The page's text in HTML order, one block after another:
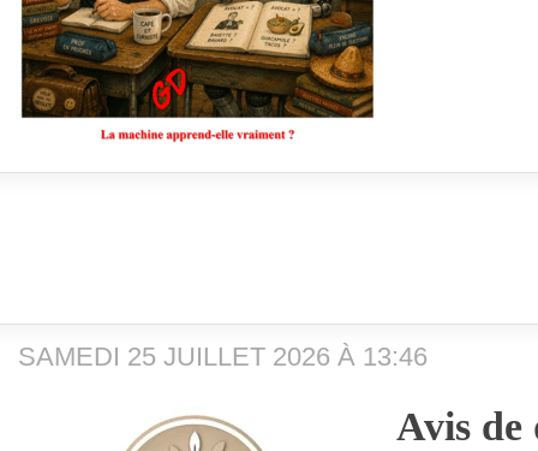
SAMEDI 25 JUILLET 2026 À 13:46
Avis de